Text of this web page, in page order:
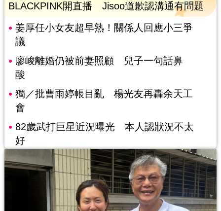
BLACKPINK開直播 Jisoo道歉認溝通有問題
姜厚任小女友超早熟！關係人回應小三爭
議
廖峻離婚仍被前妻照顧 兒子一句話鼻
酸
獨／批曹雨婷帳目亂 楊光友再轟余天工
會
82歲武打巨星近況曝光 本人認狀況不太
好